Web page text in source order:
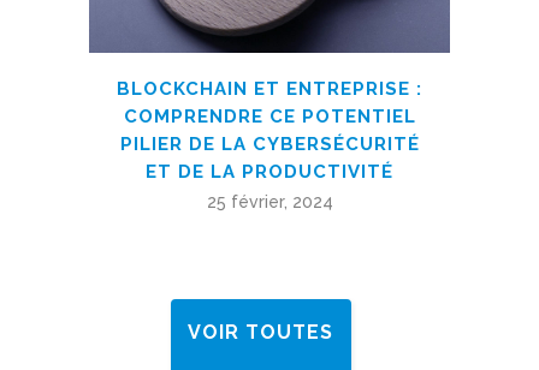
BLOCKCHAIN ET ENTREPRISE :
COMPRENDRE CE POTENTIEL
PILIER DE LA CYBERSÉCURITÉ
ET DE LA PRODUCTIVITÉ
25 février, 2024
VOIR TOUTES